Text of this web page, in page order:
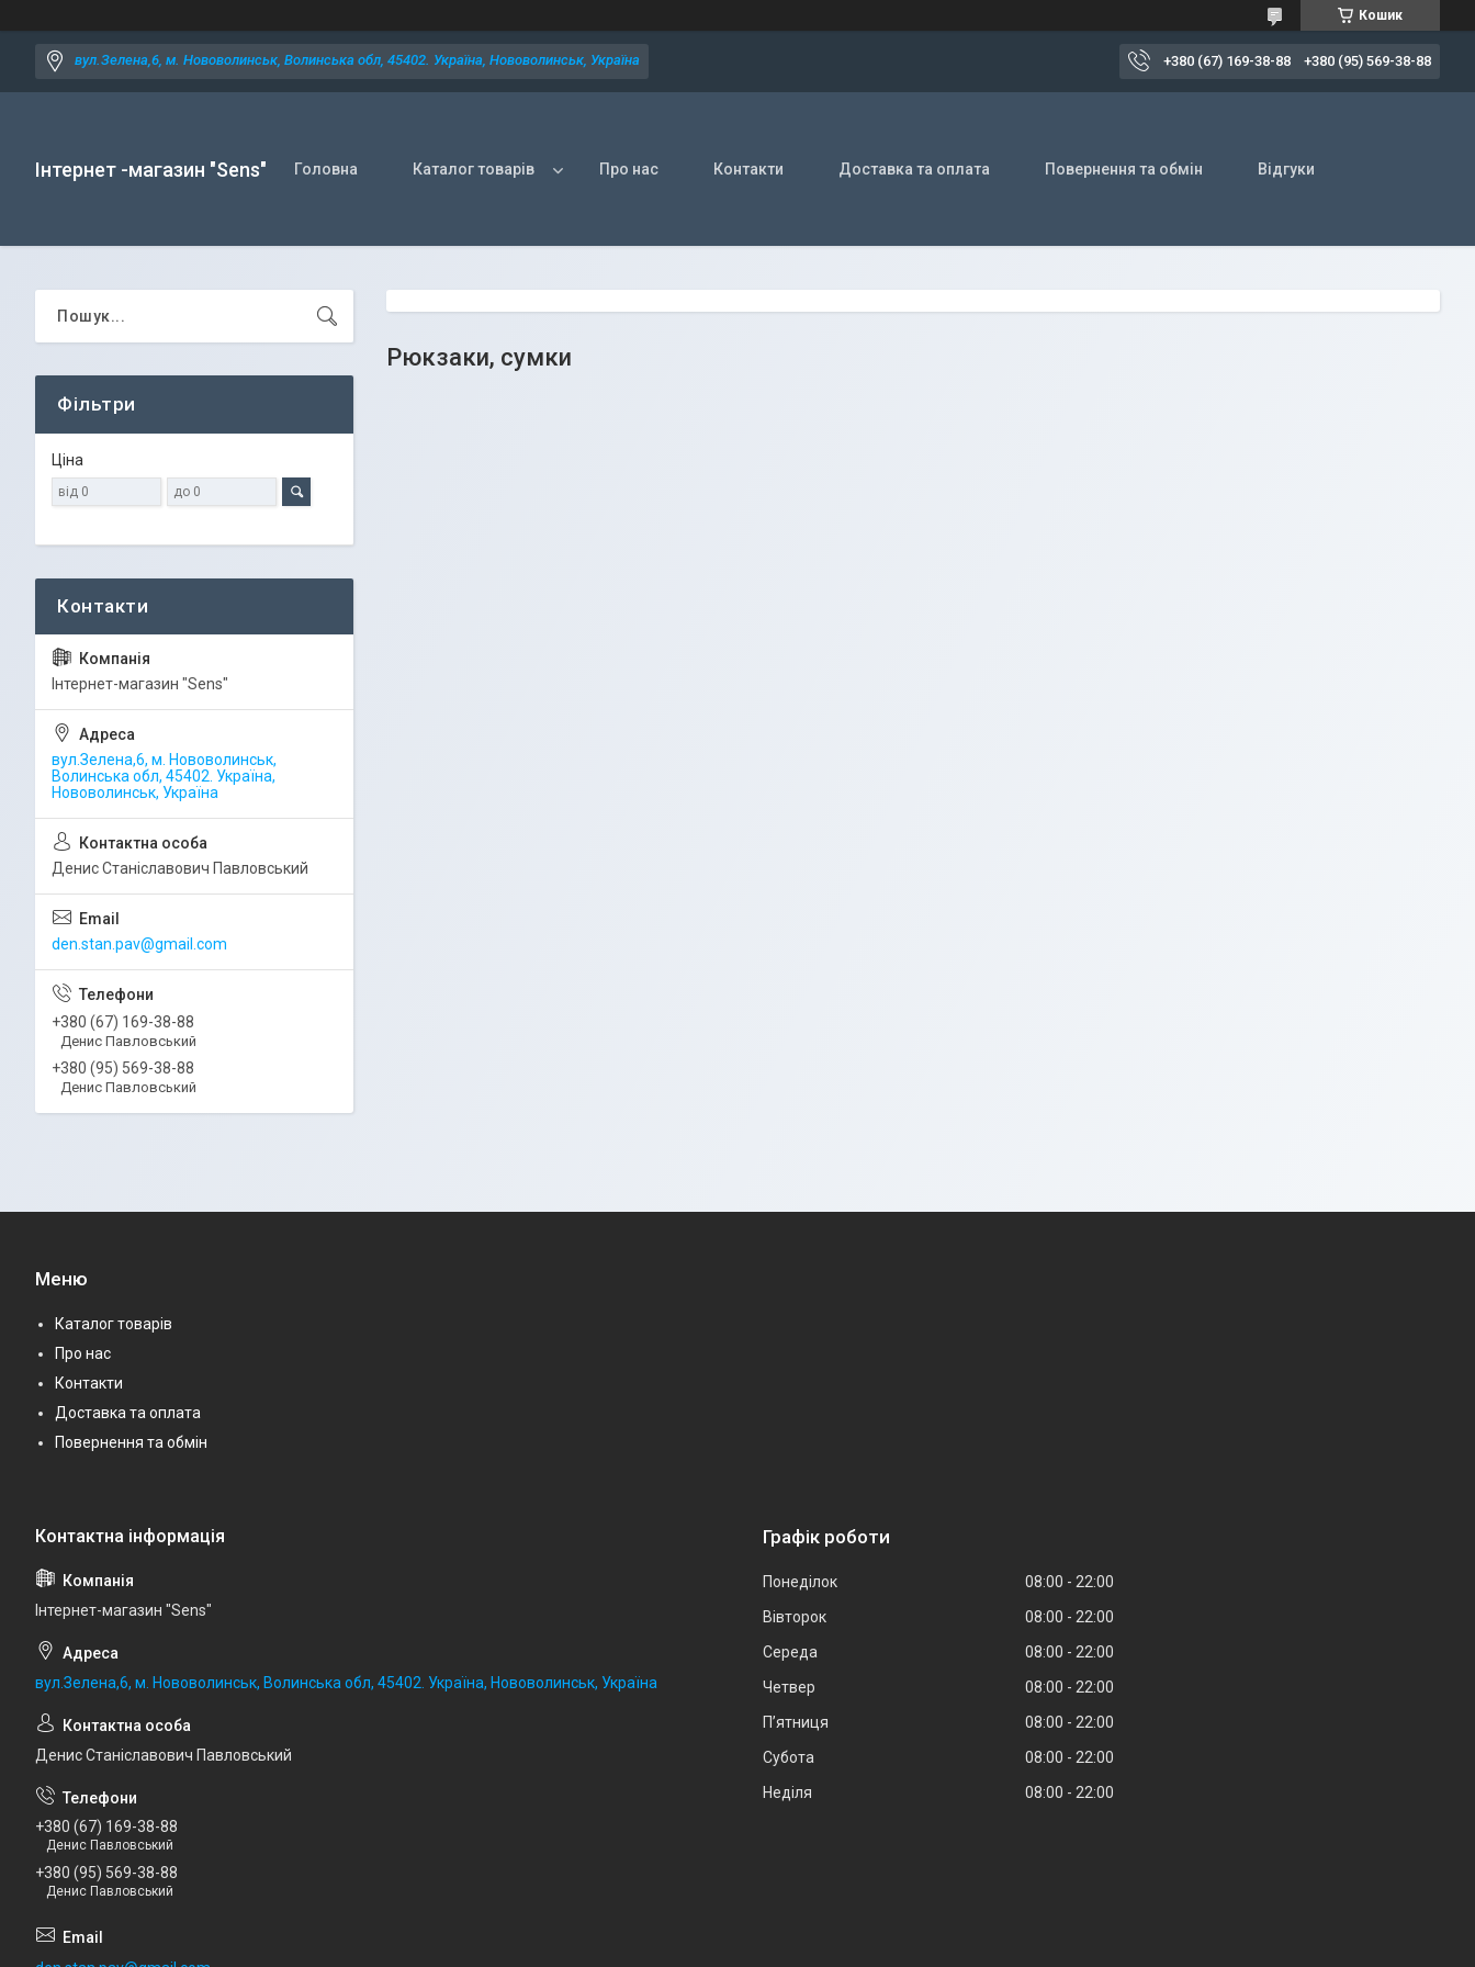
Кошик
вул.Зелена,6, м. Нововолинськ, Волинська обл, 45402. Україна, Нововолинськ, Україна +380 (67) 169-38-88 +380 (95) 569-38-88
Інтернет -магазин "Sens" Головна Каталог товарів Про нас Контакти Доставка та оплата Повернення та обмін Відгуки
Рюкзаки, сумки
Фільтри
Ціна
Iнтернет-магазин "Sens"
вул.Зелена,6, м. Нововолинськ,
Волинська обл, 45402. Україна,
Нововолинськ, Україна
Денис Станіславович Павловський
den.stan.pav@gmail.com
+380 (67) 169-38-88
Денис Павловський
+380 (95) 569-38-88
Денис Павловський
Меню
Каталог товарів
Про нас
Контакти
Доставка та оплата
Повернення та обмін
Iнтернет-магазин "Sens"
вул.Зелена,6, м. Нововолинськ, Волинська обл, 45402. Україна, Нововолинськ, Україна
Денис Станіславович Павловський
+380 (67) 169-38-88
Денис Павловський
+380 (95) 569-38-88
Денис Павловський
Графік роботи
Понеділок 08:00
22:00
Вівторок
08:00
22:00
Середа
08:00
22:00
Четвер
08:00
22:00
Пʼятниця
08:00
22:00
Субота
08:00
22:00
Неділя
08:00 22:00